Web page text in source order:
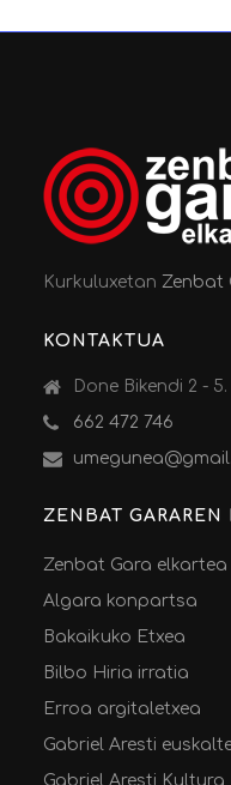
Kurkuluxetan Zenbat
KONTAKTUA
Done Bikendi 2 -
662 472 746
ZENBAT
Zenbat Gara elkartea
Algara konpartsa
Bakaikuko Etxea
Bilbo Hiria irratia
Erroa argitaletxea
Gabriel Aresti
Gabriel Aresti Kultura